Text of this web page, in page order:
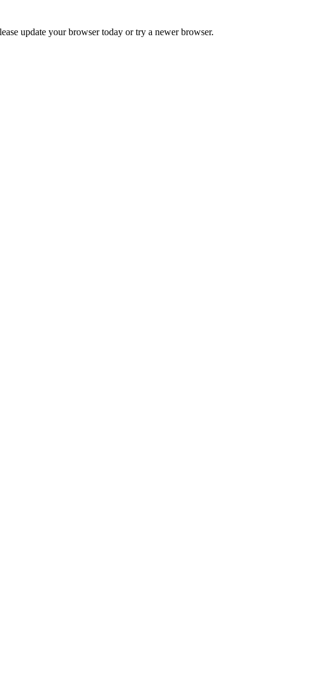
update your browser today or try a newer browser.